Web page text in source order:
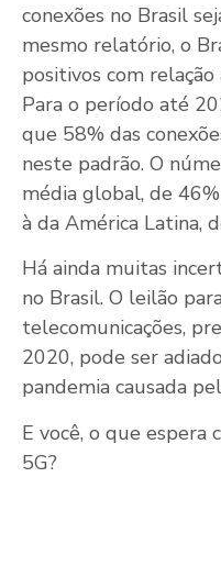
conexões no Brasil
mesmo relatório, o
positivos com
Para o período até
que 58% das
neste padrão. O
média global, de
à da América Latina,
Há ainda muitas
no Brasil. O leilão
telecomunicações,
2020, pode ser
pandemia causada
E você, o que espera
5G?